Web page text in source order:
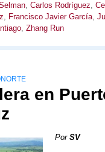
, Carlos Rodríguez,
, Francisco Javier García,
, Zhang Run
en
Por SV